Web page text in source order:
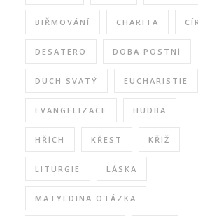
BIŘMOVÁNÍ CHARITA
DESATERO DOBA POSTNÍ
DUCH SVATÝ EUCHARISTIE
EVANGELIZACE HUDBA
HŘÍCH KŘEST KŘÍŽ
LITURGIE LÁSKA
MATYLDINA OTÁZKA